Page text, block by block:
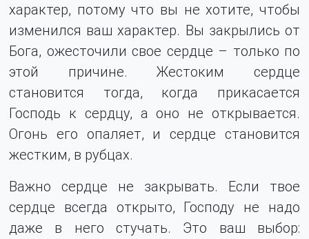
характер, потому что вы не хотите, чтобы
изменился ваш характер. Вы закрылись от
Бога, ожесточили свое сердце – только по
этой причине. Жестоким сердце
становится тогда, когда прикасается
Господь к сердцу, а оно не открывается.
Огонь его опаляет, и сердце становится
жестким, в рубцах.
Важно сердце не закрывать. Если твое
сердце всегда открыто, Господу не надо
даже в него стучать. Это ваш выбор: